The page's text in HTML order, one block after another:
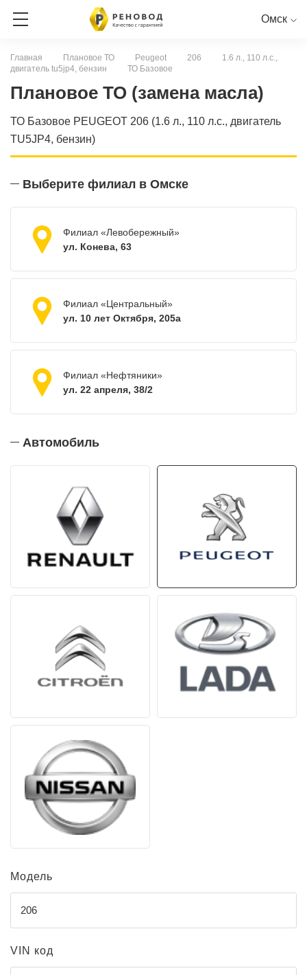
Омск
Главная Плановое ТО Peugeot 206
1.6 л., 110 л.с.,
двигатель tu5jp4, бензин
ТО Базовое
Плановое ТО (замена масла)
ТО Базовое PEUGEOT 206 (1.6 л., 110 л.с., двигатель
TU5JP4, бензин)
Выберите филиал в Омске
Филиал «Левобережный»
ул. Конева, 63
Филиал «Центральный»
ул. 10 лет Октября, 205а
Филиал «Нефтяники»
ул. 22 апреля, 38/2
Автомобиль
Модель
VIN код
ЗАПИСЬ НА СЕРВИС